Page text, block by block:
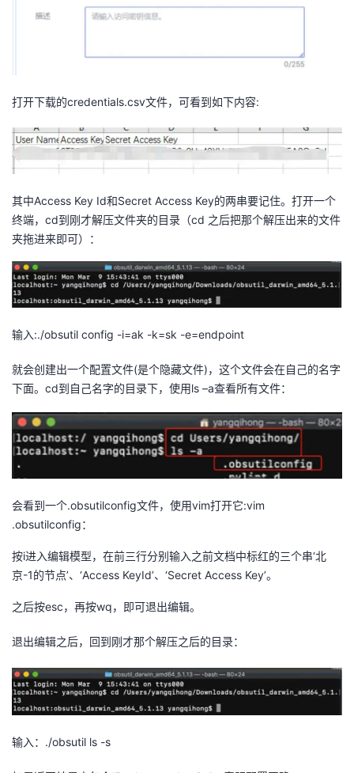
打开下载的credentials.csv文件，可看到如下内容:
其中Access Key Id和Secret Access Key的两串要记住。打开一个
终端，cd到刚才解压文件夹的目录（cd 之后把那个解压出来的文件
夹拖进来即可）：
输入:./obsutil config -i=ak -k=sk -e=endpoint
就会创建出一个配置文件(是个隐藏文件)，这个文件会在自己的名字
下面。cd到自己名字的目录下，使用ls –a查看所有文件：
会看到一个.obsutilconfig文件，使用vim打开它:vim
.obsutilconfig：
按i进入编辑模型，在前三行分别输入之前文档中标红的三个串‘北
京-1的节点’、‘Access KeyId’、‘Secret Access Key’。
之后按esc，再按wq，即可退出编辑。
退出编辑之后，回到刚才那个解压之后的目录：
输入：./obsutil ls -s